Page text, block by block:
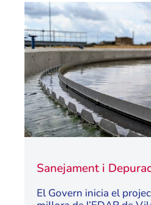
Sanejament i
El Govern inicia el